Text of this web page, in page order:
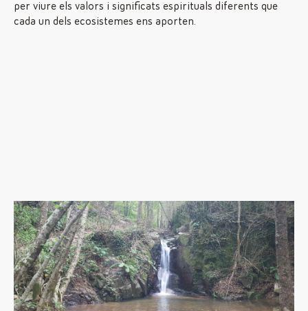
per viure els valors i significats espirituals diferents que
cada un dels ecosistemes ens aporten.